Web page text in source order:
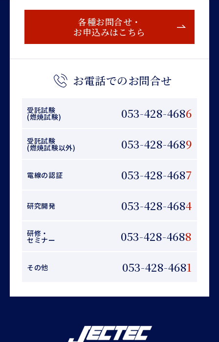
各種お問合せ・
お申込みはこちら
お電話でのお問合せ
受託試験
(燃焼試験) 053-428-4686
受託試験
(燃焼試験以外) 053-428-4689
電線の認証 053-428-4687
研究開発 053-428-4684
研修・
セミナー 053-428-4688
その他 053-428-4681